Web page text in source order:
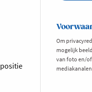
Om
mogelijk
van foto en/